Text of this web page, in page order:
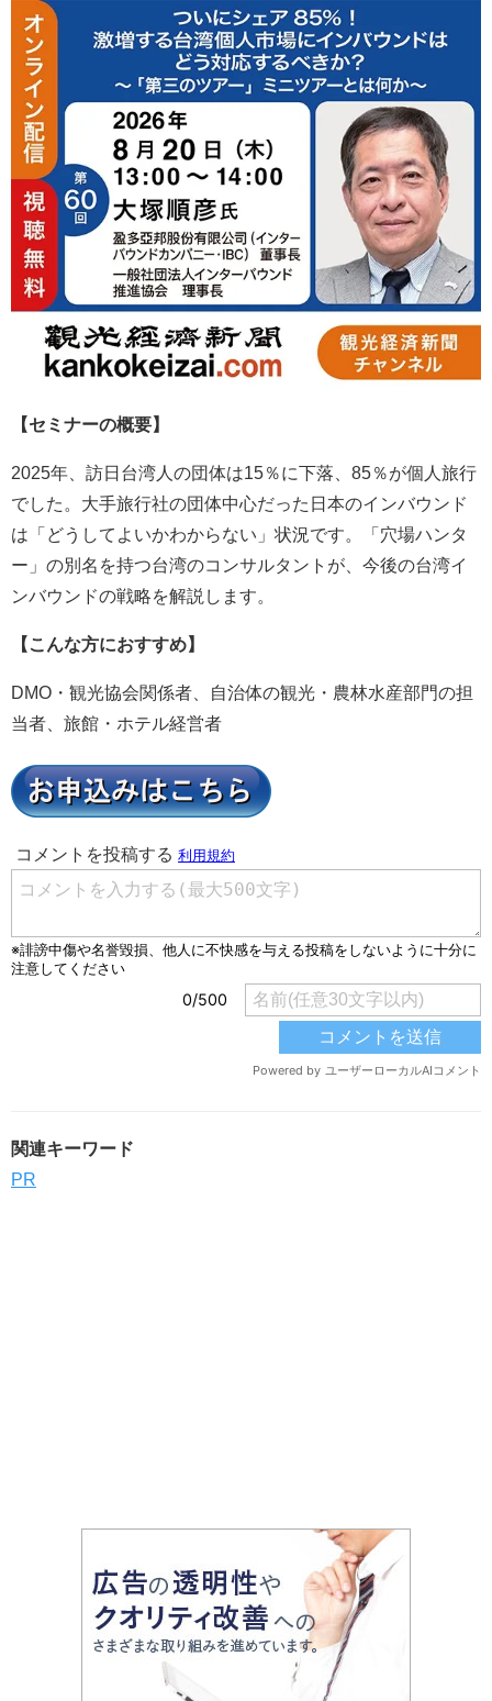
【セミナーの概要】
2025年、訪日台湾人の団体は15％に下落、85％が個人旅行
でした。大手旅行社の団体中心だった日本のインバウンド
は「どうしてよいかわからない」状況です。「穴場ハンタ
ー」の別名を持つ台湾のコンサルタントが、今後の台湾イ
ンバウンドの戦略を解説します。
【こんな方におすすめ】
DMO・観光協会関係者、自治体の観光・農林水産部門の担
当者、旅館・ホテル経営者
関連キーワード
PR